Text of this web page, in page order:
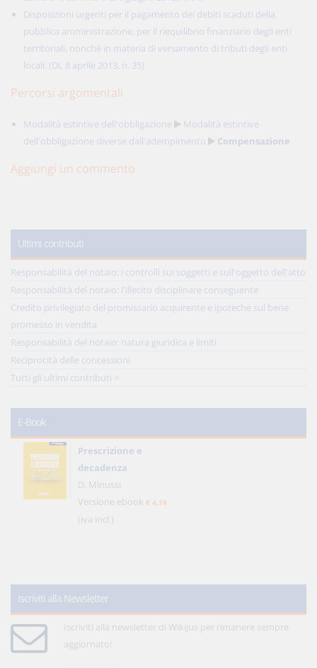
Disposizioni urgenti per il pagamento dei debiti scaduti della
pubblica amministrazione, per il riequilibrio finanziario degli enti
territoriali, nonché in materia di versamento di tributi degli enti
locali. (DL 8 aprile 2013, n. 35)
Percorsi argomentali
Modalità estintive dell'obbligazione
Modalità estintive
dell'obbligazione diverse dall'adempimento
Compensazione
Aggiungi un commento
Ultimi contributi
Responsabilità del notaio: i controlli sui soggetti e sull'oggetto dell'atto
Responsabilità del notaio: l'illecito disciplinare conseguente
Credito privilegiato del promissario acquirente e ipoteche sul bene
promesso in vendita
Responsabilità del notaio: natura giuridica e limiti
Reciprocità delle concessioni
Tutti gli ultimi contributi >
E-Book
Prescrizione e
decadenza
D. Minussi
Versione ebook € 4,19
(iva incl.)
Iscriviti alla Newsletter
Iscriviti alla newsletter di WikiJus per rimanere sempre
aggiornato!